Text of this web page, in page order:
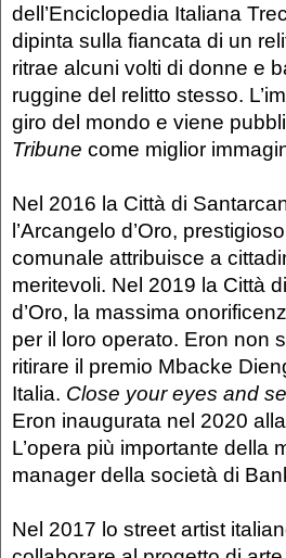
dell’Enciclopedia Italiana
dipinta sulla fiancata di un
ritrae alcuni volti di donne e
ruggine del relitto stesso.
giro del mondo e viene
Tribune come miglior
Nel 2016 la Città di
l’Arcangelo d’Oro,
comunale attribuisce a
meritevoli. Nel 2019 la Città
d’Oro, la massima
per il loro operato. Eron non
ritirare il premio Mbacke
Italia. Close your eyes and
Eron inaugurata nel 2020
L’opera più importante della
manager della società di
Nel 2017 lo street artist